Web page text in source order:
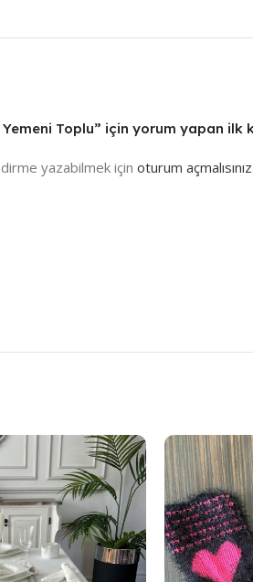
Yemeni Toplu” için yorum yapan ilk
yazabilmek için oturum açmalısınız